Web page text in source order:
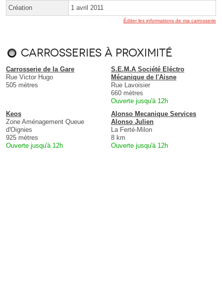
Création 1 avril 2011
Éditer les informations de ma carrosserie
Carrosseries à proximité
Carrosserie de la Gare
Rue Victor Hugo
505 mètres
S.E.M.A Société Eléctro
Mécanique de l'Aisne
Rue Lavoisier
660 mètres
Ouverte jusqu'à 12h
Keos
Zone Aménagement Queue
d'Oignies
925 mètres
Ouverte jusqu'à 12h
Alonso Mecanique Services
Alonso Julien
La Ferté-Milon
8 km
Ouverte jusqu'à 12h